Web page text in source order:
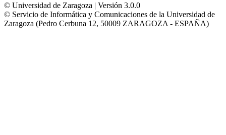
© Universidad de Zaragoza | Versión 3.0.0
© Servicio de Informática y Comunicaciones de la Universidad de
Zaragoza (Pedro Cerbuna 12, 50009 ZARAGOZA - ESPAÑA)